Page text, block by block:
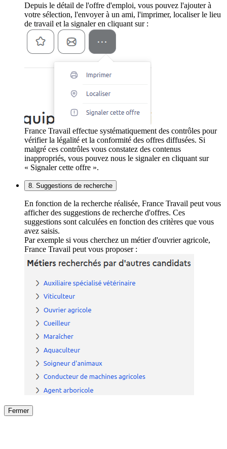
Depuis le détail de l'offre d'emploi, vous pouvez l'ajouter à
votre sélection, l'envoyer à un ami, l'imprimer, localiser le lieu
de travail et la signaler en cliquant sur :
France Travail effectue systématiquement des contrôles pour
vérifier la légalité et la conformité des offres diffusées. Si
malgré ces contrôles vous constatez des contenus
inappropriés, vous pouvez nous le signaler en cliquant sur
« Signaler cette offre ».
8. Suggestions de recherche
En fonction de la recherche réalisée, France Travail peut vous
afficher des suggestions de recherche d'offres. Ces
suggestions sont calculées en fonction des critères que vous
avez saisis.
Par exemple si vous cherchez un métier d'ouvrier agricole,
France Travail peut vous proposer :
Fermer